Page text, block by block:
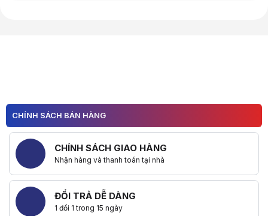
CHÍNH SÁCH BÁN HÀNG
CHÍNH SÁCH GIAO HÀNG
Nhận hàng và thanh toán tại nhà
ĐỔI TRẢ DỄ DÀNG
1 đổi 1 trong 15 ngày